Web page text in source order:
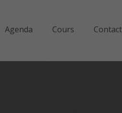
Agenda Cours Contact